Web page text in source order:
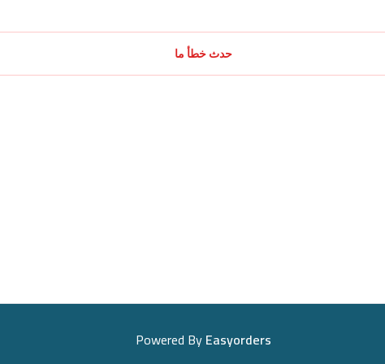
حدث خطأ ما
Powered ByEasyorders